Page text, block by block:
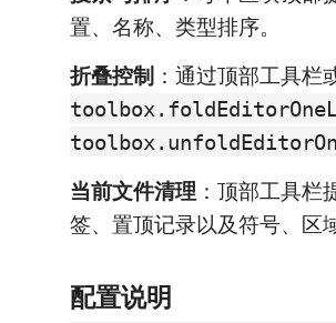
置、名称、类型排序。
折叠控制 ：通过顶部工具栏
当前文件清理 ：顶部工具
签、置顶记录以及符号、区
配置说明